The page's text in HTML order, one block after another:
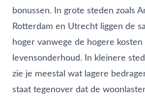
bonussen. In grote steden zoals
Rotterdam en Utrecht liggen de
hoger vanwege de hogere kosten
levensonderhoud. In kleinere
zie je meestal wat lagere
staat tegenover dat de